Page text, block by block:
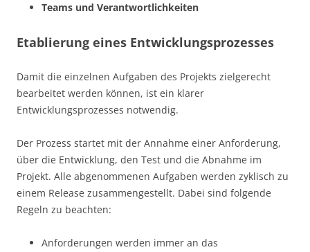
Teams und Verantwortlichkeiten
Etablierung eines Entwicklungsprozesses
Damit die einzelnen Aufgaben des Projekts zielgerecht
bearbeitet werden können, ist ein klarer
Entwicklungsprozesses notwendig.
Der Prozess startet mit der Annahme einer Anforderung,
über die Entwicklung, den Test und die Abnahme im
Projekt. Alle abgenommenen Aufgaben werden zyklisch zu
einem Release zusammengestellt. Dabei sind folgende
Regeln zu beachten:
Anforderungen werden immer an das